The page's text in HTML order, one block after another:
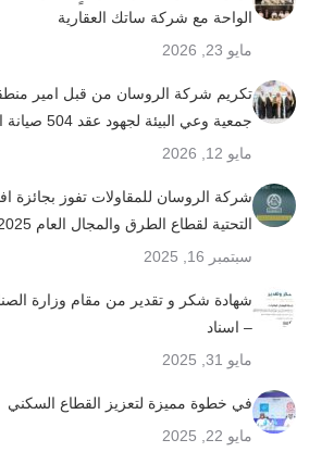
الواحة مع شركة ساتك العقارية
مايو 23, 2026
تكريم شركة الروسان من قبل امير
جمعية وعي البيئة لجهود عقد 504 صيانة الاداء
مايو 12, 2026
شركة الروسان للمقاولات تفوز بجائزة
التحتية لقطاع الطرق والمجال العام 2025
سبتمبر 16, 2025
شهادة شكر و تقدير من مقام وزارة
– اسناد
مايو 31, 2025
في خطوة مميزة لتعزيز القطاع السكني
مايو 22, 2025